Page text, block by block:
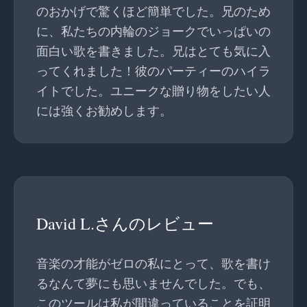
のおかげで驚くほど簡単でした。兄のため
に、私たちの内輪のジョークでいっぱいの
面白い歌を書きました。兄はとても気に入
ってくれました！彼のパーティーのハイラ
イトでした。ユニークな贈り物をしたい人
には強くお勧めします。
David L.さんのレビュー
音楽の才能がゼロの私にとって、歌を書け
るなんて夢にも思いませんでした。でも、
このツールは私が間違っていることを証明